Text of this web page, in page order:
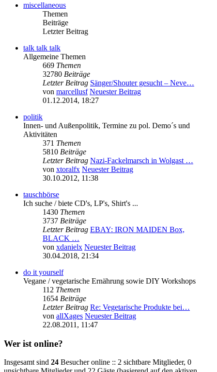
miscellaneous
Themen
Beiträge
Letzter Beitrag
talk talk talk
Allgemeine Themen
669 Themen
32780 Beiträge
Letzter Beitrag Sänger/Shouter gesucht – Neve…
von marcellusf Neuester Beitrag
01.12.2014, 18:27
politik
Innen- und Außenpolitik, Termine zu pol. Demo´s und
Aktivitäten
371 Themen
5810 Beiträge
Letzter Beitrag Nazi-Fackelmarsch in Wolgast …
von xtoralfx Neuester Beitrag
30.10.2012, 11:38
tauschbörse
Ich suche / biete CD's, LP's, Shirt's ...
1430 Themen
3737 Beiträge
Letzter Beitrag EBAY: IRON MAIDEN Box,
BLACK …
von xdanielx Neuester Beitrag
30.04.2018, 21:34
do it yourself
Vegane / vegetarische Ernährung sowie DIY Workshops
112 Themen
1654 Beiträge
Letzter Beitrag Re: Vegetarische Produkte bei…
von allXages Neuester Beitrag
22.08.2011, 11:47
Wer ist online?
Insgesamt sind 24 Besucher online :: 2 sichtbare Mitglieder, 0